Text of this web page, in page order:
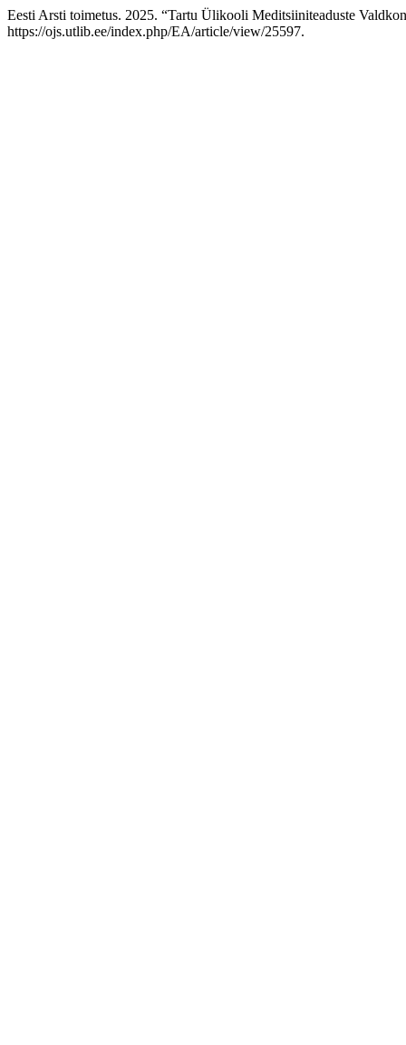
Eesti Arsti toimetus. 2025. “Tartu Ülikooli Meditsiiniteaduste
https://ojs.utlib.ee/index.php/EA/article/view/25597.